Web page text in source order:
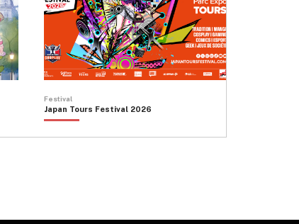
Festival
Japan Tours Festival 2026